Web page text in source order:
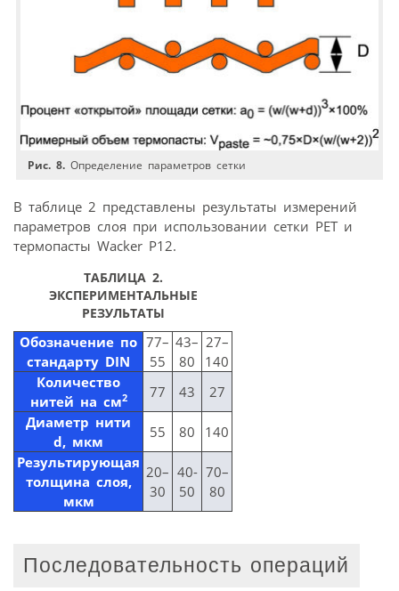
Рис. 8. Определение параметров сетки
В таблице 2 представлены результаты измерений
параметров слоя при использовании сетки PET и
термопасты Wacker P12.
ТАБЛИЦА 2.
ЭКСПЕРИМЕНТАЛЬНЫЕ
РЕЗУЛЬТАТЫ
Обозначение по
стандарту DIN
77–
55
43–
80
27–
140
Количество
нитей на см2 77 43
27
Диаметр нити
d, мкм
55 80
140
Результирующая
толщина слоя,
мкм
20–
30
40-
50
70–
80
Последовательность операций